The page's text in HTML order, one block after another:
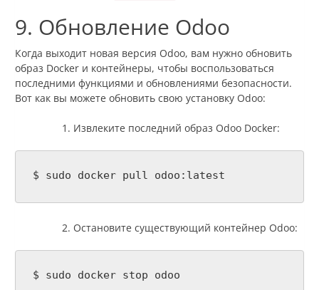
9. Обновление Odoo
Когда выходит новая версия Odoo, вам нужно обновить
образ Docker и контейнеры, чтобы воспользоваться
последними функциями и обновлениями безопасности.
Вот как вы можете обновить свою установку Odoo:
Извлеките последний образ Odoo Docker:
$ sudo docker pull odoo:latest
Остановите существующий контейнер Odoo:
$ sudo docker stop odoo